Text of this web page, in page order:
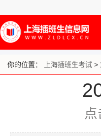
你的位置： 上海插班生考试 >
点